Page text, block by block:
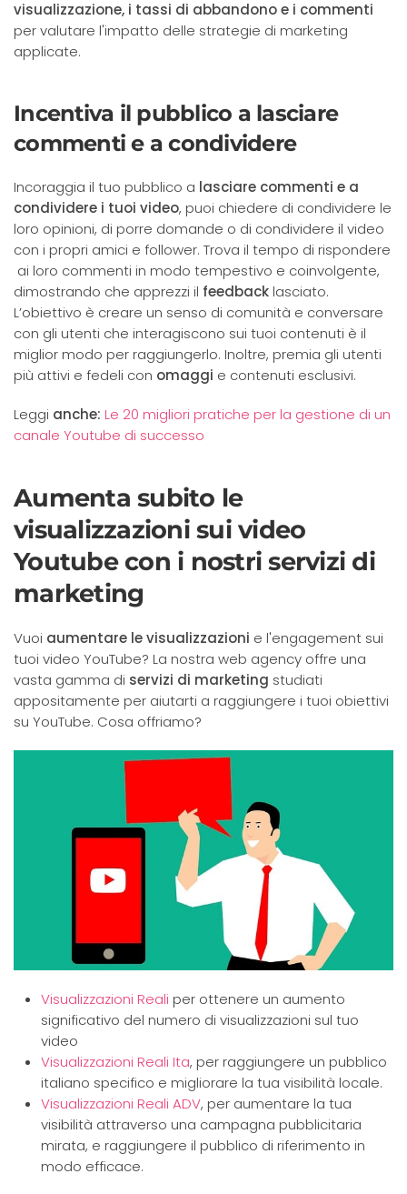
visualizzazione, i tassi di abbandono e i commenti
per valutare l'impatto delle strategie di marketing
applicate.
Incentiva il pubblico a lasciare
commenti e a condividere
Incoraggia il tuo pubblico a lasciare commenti e a
condividere i tuoi video, puoi chiedere di condividere le
loro opinioni, di porre domande o di condividere il video
con i propri amici e follower. Trova il tempo di rispondere
ai loro commenti in modo tempestivo e coinvolgente,
dimostrando che apprezzi il feedbacklasciato.
L’obiettivo è creare un senso di comunità e conversare
con gli utenti che interagiscono sui tuoi contenuti è il
miglior modo per raggiungerlo. Inoltre, premia gli utenti
più attivi e fedeli con omaggi e contenuti esclusivi.
Leggi anche: Le 20 migliori pratiche per la gestione di un
canale Youtube di successo
Aumenta subito le
visualizzazioni sui video
Youtube con i nostri servizi di
marketing
Vuoi aumentare le visualizzazioni e l'engagement sui
tuoi video YouTube? La nostra web agency offre una
vasta gamma di servizi di marketing studiati
appositamente per aiutarti a raggiungere i tuoi obiettivi
su YouTube. Cosa offriamo?
Visualizzazioni Reali per ottenere un aumento
significativo del numero di visualizzazioni sul tuo
video
Visualizzazioni Reali Ita, per raggiungere un pubblico
italiano specifico e migliorare la tua visibilità locale.
Visualizzazioni Reali ADV, per aumentare la tua
visibilità attraverso una campagna pubblicitaria
mirata, e raggiungere il pubblico di riferimento in
modo efficace.